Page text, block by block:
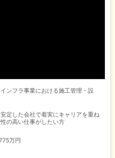
ンフラ事業における施工管理・設
安定した会社で着実にキャリアを重ね
の高い仕事がしたい方
万円